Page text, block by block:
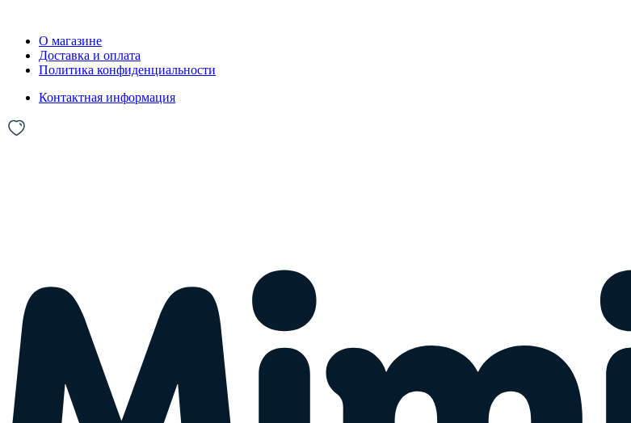
О магазине
Доставка и оплата
Политика конфиденциальности
Контактная информация